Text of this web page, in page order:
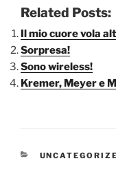
Related Posts:
Il mio cuore vola
Sorpresa!
Sono wireless!
Kremer, Meyer e
CATEGORIE